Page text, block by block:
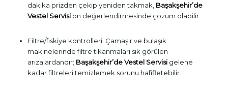
dakika prizden çekip yeniden takmak, Başakşehir’de
Vestel Servisiön değerlendirmesinde çözüm olabilir.
Filtre/fıskiye kontrolleri: Çamaşır ve bulaşık
makinelerinde filtre tıkanmaları sık görülen
arızalardandır; Başakşehir’de Vestel Servisigelene
kadar filtreleri temizlemek sorunu hafifletebilir.